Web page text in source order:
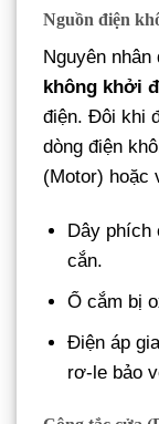
Nguồn điện
Nguyên
không khởi
điện. Đôi khi
dòng điện
(Motor) hoặc
Dây phích
cắn.
Ổ cắm bị
Điện áp
rơ-le bảo